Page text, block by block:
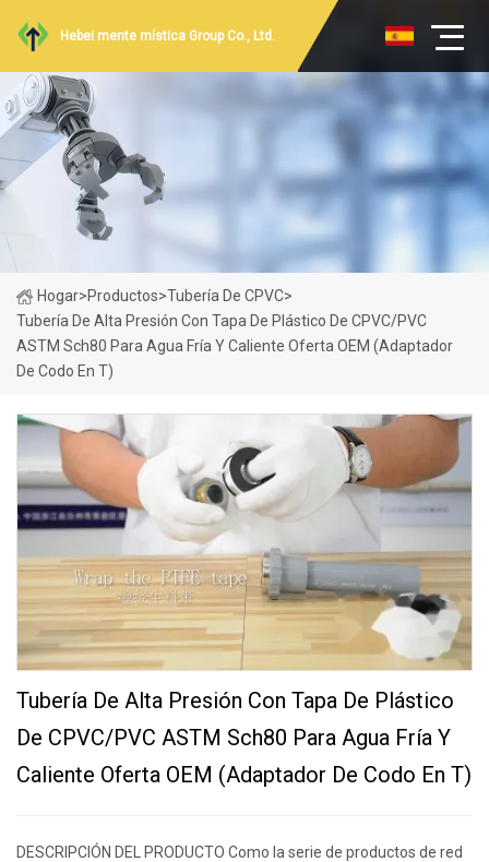
Hebei mente mística Group Co., Ltd.
Hogar>Productos>Tubería De CPVC>
Tubería De Alta Presión Con Tapa De Plástico De CPVC/PVC
ASTM Sch80 Para Agua Fría Y Caliente Oferta OEM (adaptador
De Codo En T)
Tubería De Alta Presión Con Tapa De Plástico
De CPVC/PVC ASTM Sch80 Para Agua Fría Y
Caliente Oferta OEM (adaptador De Codo En T)
DESCRIPCIÓN DEL PRODUCTO Como la serie de productos de red